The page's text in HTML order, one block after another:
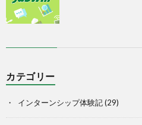
カテゴリー
インターンシップ体験記(29)